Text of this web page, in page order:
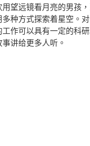
望远镜看月亮的男孩
种方式探索着星空。
作可以具有一定的科
讲给更多人听。